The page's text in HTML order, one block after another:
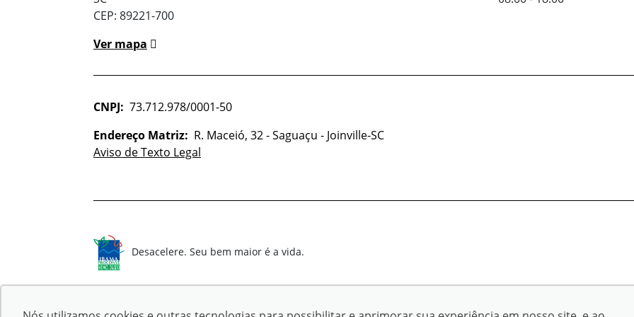
CEP: 89221-700
Ver mapa
CNPJ: 73.712.978/0001-50
Endereço Matriz: R. Maceió, 32 - Saguaçu - Joinville-SC
Aviso de Texto Legal
Desacelere. Seu bem maior é a vida.